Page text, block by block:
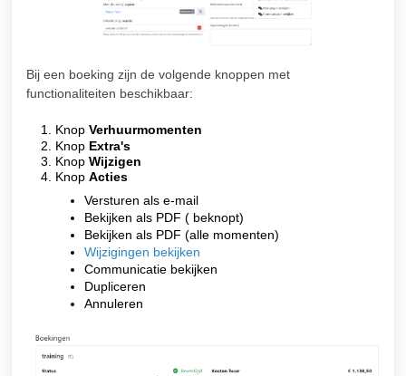
Bij een boeking zijn de volgende knoppen met
functionaliteiten beschikbaar:
Knop Verhuurmomenten
Knop Extra's
Knop Wijzigen
Knop Acties
Versturen als e-mail
Bekijken als PDF ( beknopt)
Bekijken als PDF (alle momenten)
Wijzigingen bekijken
Communicatie bekijken
Dupliceren
Annuleren